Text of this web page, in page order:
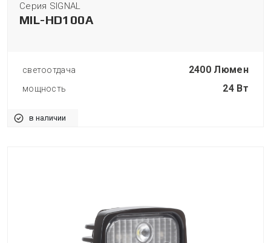
Серия SIGNAL
MIL-HD100A
светоотдача 2400 Люмен
мощность 24 Вт
в наличии